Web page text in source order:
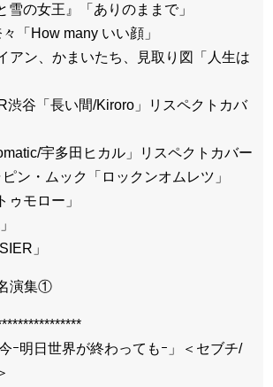
雪の女王』「ありのままで」
「How many いい顔」
アン、かまいたち、見取り図「人生は
渋谷「長い間/Kiroro」リスペクトカバ
宇多田ヒカル」リスペクトカバー
ン・ムック「ロックンオムレツ」
ゥモロー」
」
演集①
ｰ明日世界が終わってもｰ」＜セブチ/